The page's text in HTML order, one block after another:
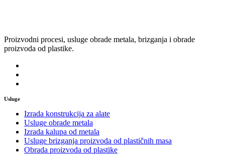
Proizvodni procesi, usluge obrade metala, brizganja i obrade
proizvoda od plastike.
Usluge
Izrada konstrukcija za alate
Usluge obrade metala
Izrada kalupa od metala
Usluge brizganja proizvoda od plastičnih masa
Obrada proizvoda od plastike